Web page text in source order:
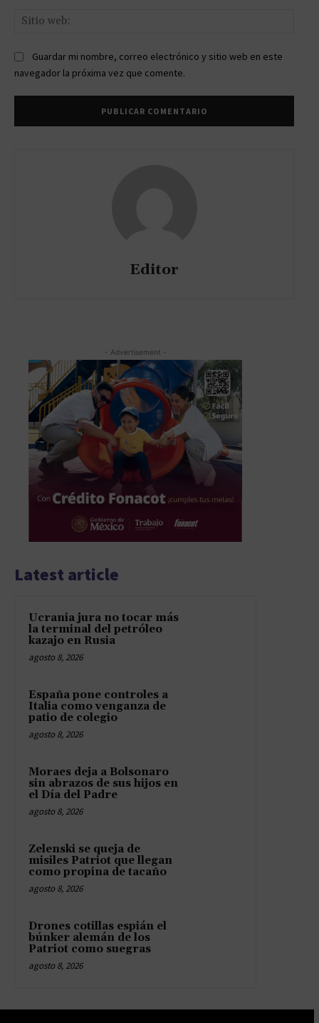
Guardar mi nombre, correo electrónico y sitio web en este
navegador la próxima vez que comente.
Editor
- Advertisement -
Latest article
Ucrania jura no tocar más
la terminal del petróleo
kazajo en Rusia
agosto 8, 2026
España pone controles a
Italia como venganza de
patio de colegio
agosto 8, 2026
Moraes deja a Bolsonaro
sin abrazos de sus hijos en
el Día del Padre
agosto 8, 2026
Zelenski se queja de
misiles Patriot que llegan
como propina de tacaño
agosto 8, 2026
Drones cotillas espián el
búnker alemán de los
Patriot como suegras
agosto 8, 2026